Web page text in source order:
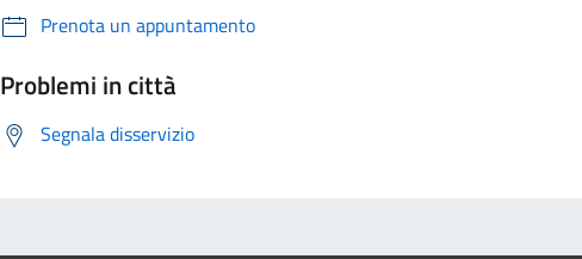
Prenota un appuntamento
Problemi in città
Segnala disservizio